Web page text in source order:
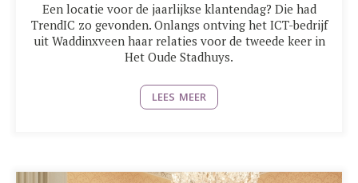
Een locatie voor de jaarlijkse klantendag? Die had
TrendIC zo gevonden. Onlangs ontving het ICT-bedrijf
uit Waddinxveen haar relaties voor de tweede keer in
Het Oude Stadhuys.
LEES MEER